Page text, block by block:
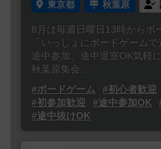
東京都 秋葉原
8月は毎週日曜日13時からボ
「いっしょにボードゲーム
途中参加、途中退室OK気軽
秋葉原集会...
#ボードゲーム
#初心者歓迎
#初参加歓迎
#途中参加OK
#途中抜けOK